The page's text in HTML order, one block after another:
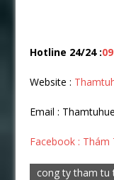
Hotline 24/24 :
Website :
Email :
Facebook :
cong ty tham tu